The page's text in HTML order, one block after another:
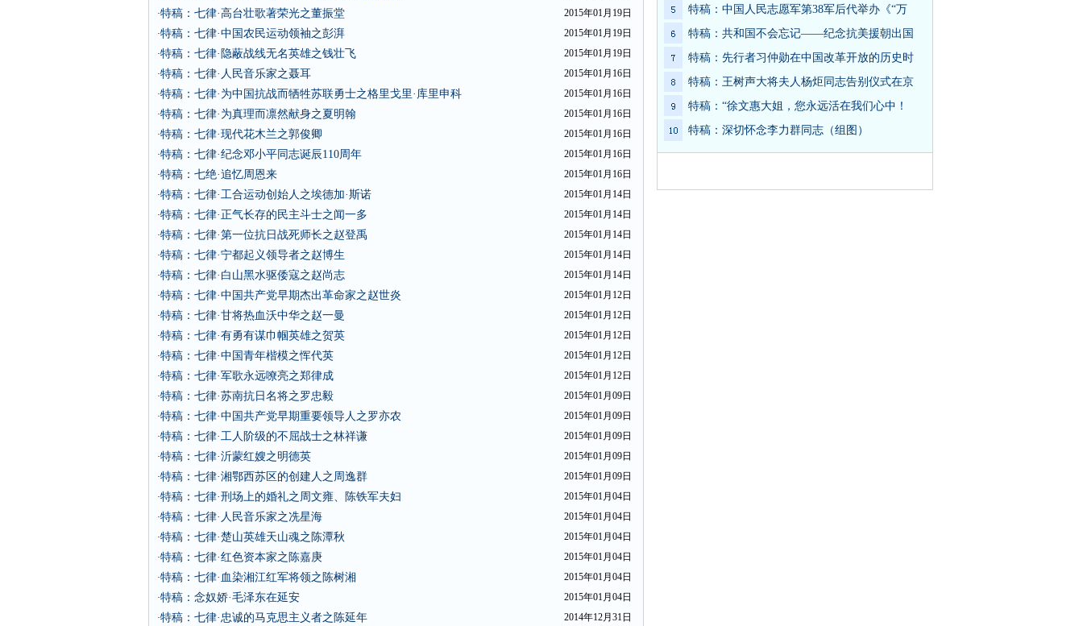
·特稿：七律·高台壮歌著荣光之董振堂
2015年01月19日
·特稿：七律·中国农民运动领袖之彭湃
2015年01月19日
·特稿：七律·隐蔽战线无名英雄之钱壮飞
2015年01月19日
·特稿：七律·人民音乐家之聂耳
2015年01月16日
·特稿：七律·为中国抗战而牺牲苏联勇士之格里戈里·库里申科
2015年01月16日
·特稿：七律·为真理而凛然献身之夏明翰
2015年01月16日
·特稿：七律·现代花木兰之郭俊卿
2015年01月16日
·特稿：七律·纪念邓小平同志诞辰110周年
2015年01月16日
·特稿：七绝·追忆周恩来
2015年01月16日
·特稿：七律·工合运动创始人之埃德加·斯诺
2015年01月14日
·特稿：七律·正气长存的民主斗士之闻一多
2015年01月14日
·特稿：七律·第一位抗日战死师长之赵登禹
2015年01月14日
·特稿：七律·宁都起义领导者之赵博生
2015年01月14日
·特稿：七律·白山黑水驱倭寇之赵尚志
2015年01月14日
·特稿：七律·中国共产党早期杰出革命家之赵世炎
2015年01月12日
·特稿：七律·甘将热血沃中华之赵一曼
2015年01月12日
·特稿：七律·有勇有谋巾帼英雄之贺英
2015年01月12日
·特稿：七律·中国青年楷模之恽代英
2015年01月12日
·特稿：七律·军歌永远嘹亮之郑律成
2015年01月12日
·特稿：七律·苏南抗日名将之罗忠毅
2015年01月09日
·特稿：七律·中国共产党早期重要领导人之罗亦农
2015年01月09日
·特稿：七律·工人阶级的不屈战士之林祥谦
2015年01月09日
·特稿：七律·沂蒙红嫂之明德英
2015年01月09日
·特稿：七律·湘鄂西苏区的创建人之周逸群
2015年01月09日
·特稿：七律·刑场上的婚礼之周文雍、陈铁军夫妇
2015年01月04日
·特稿：七律·人民音乐家之冼星海
2015年01月04日
·特稿：七律·楚山英雄天山魂之陈潭秋
2015年01月04日
·特稿：七律·红色资本家之陈嘉庚
2015年01月04日
·特稿：七律·血染湘江红军将领之陈树湘
2015年01月04日
·特稿：念奴娇·毛泽东在延安
2015年01月04日
·特稿：七律·忠诚的马克思主义者之陈延年 2014年12月31日
特稿：中国人民志愿军第38军后代举办《“万
特稿：共和国不会忘记——纪念抗美援朝出国
特稿：先行者习仲勋在中国改革开放的历史时
特稿：王树声大将夫人杨炬同志告别仪式在京
特稿：“徐文惠大姐，您永远活在我们心中！
特稿：深切怀念李力群同志（组图）